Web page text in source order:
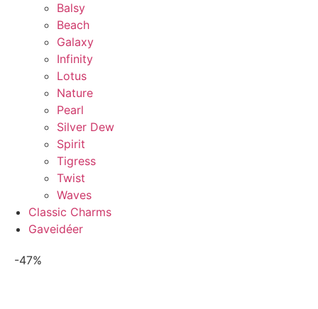
Balsy
Beach
Galaxy
Infinity
Lotus
Nature
Pearl
Silver Dew
Spirit
Tigress
Twist
Waves
Classic Charms
Gaveidéer
-47%